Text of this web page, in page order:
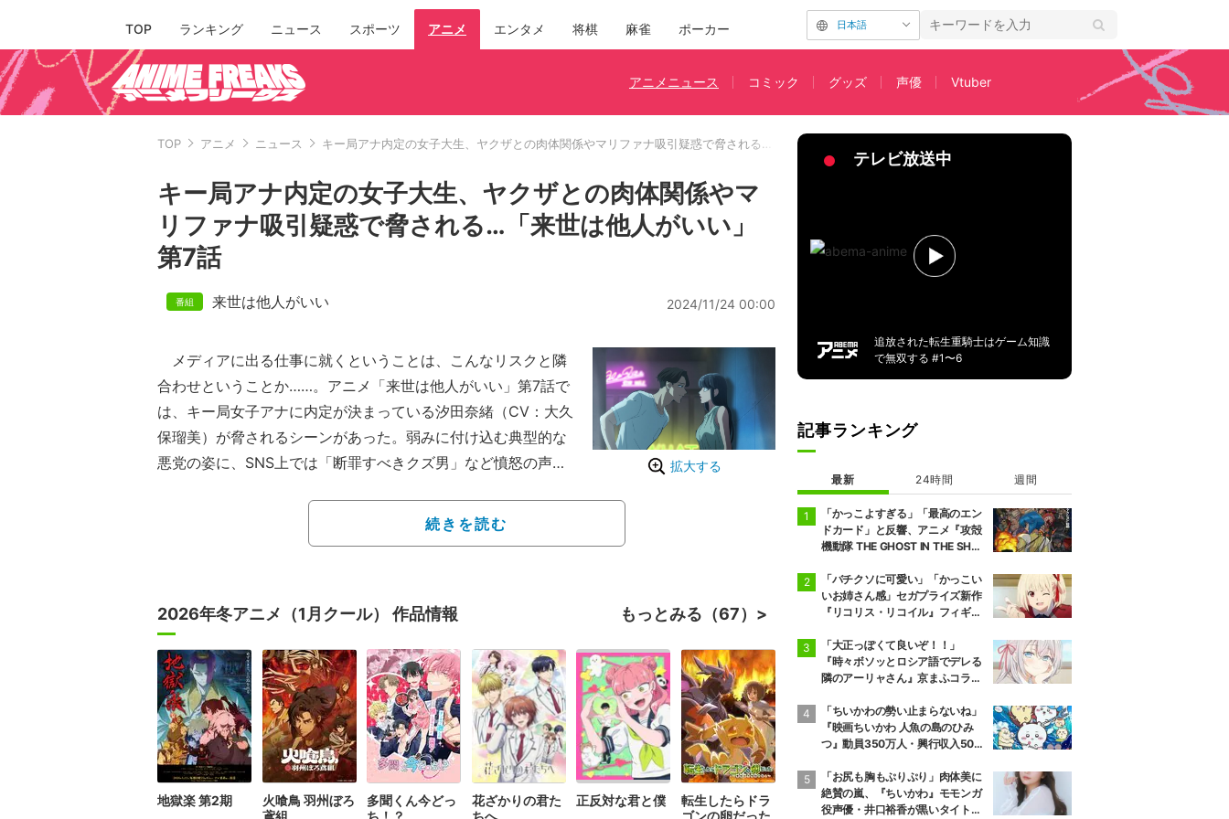
TOP ランキング ニュース スポーツ アニメ エンタメ 将棋 麻雀 ポーカー 日本語
アニメニュース コミック グッズ 声優 Vtuber
TOP アニメ ニュース キー局アナ内定の女子大生、ヤクザとの肉体関係やマリファナ吸引疑惑で脅される…「来世は他人がいい」第7話
キー局アナ内定の女子大生、ヤクザとの肉体関係やマ
リファナ吸引疑惑で脅される…「来世は他人がいい」
第7話
来世は他人がいい 2024/11/24 00:00
拡大する
メディアに出る仕事に就くということは、こんなリスクと隣
合わせということか……。アニメ「来世は他人がいい」第7話で
は、キー局女子アナに内定が決まっている汐田奈緒（CV：大久
保瑠美）が脅されるシーンがあった。弱みに付け込む典型的な
悪党の姿に、SNS上では「断罪すべきクズ男」など憤怒の声が
奈緒は、とある集まりで芸能事務所の重役と有名フリーアナ
ウンサーを両親に持つ元カレ・小津健斗（CV：立花慎之介）に
連れ込まれそうになり、刑事事件レベルの騒ぎになったという
れているのではないかというもっぱらの噂だった。
続きを読む
2026年冬アニメ（1月クール） 作品情報 もっとみる（67）
地獄楽 第2期
火喰鳥 羽州ぼろ
鳶組
多聞くん今どっ
ち！？
花ざかりの君た
ちへ
正反対な君と僕
転生したらドラ
ゴンの卵だった
テレビ放送中
追放された転生重騎士はゲーム知識
で無双する #1〜6
記事ランキング
最新 24時間 週間
「かっこよすぎる」「最高のエン
ドカード」と反響、アニメ『攻殻
機動隊 THE GHOST IN THE SHEL
「バチクソに可愛い」「かっこい
いお姉さん感」セガプライズ新作
『リコリス・リコイル』フィギュ
「大正っぽくて良いぞ！！」
『時々ボソッとロシア語でデレる
隣のアーリャさん』京まふコラボ
「ちいかわの勢い止まらないね」
『映画ちいかわ 人魚の島のひみ
つ』動員350万人・興行収入50億
「お尻も胸もぷりぷり」肉体美に
絶賛の嵐、『ちいかわ』モモンガ
役声優・井口裕香が黒いタイトウ